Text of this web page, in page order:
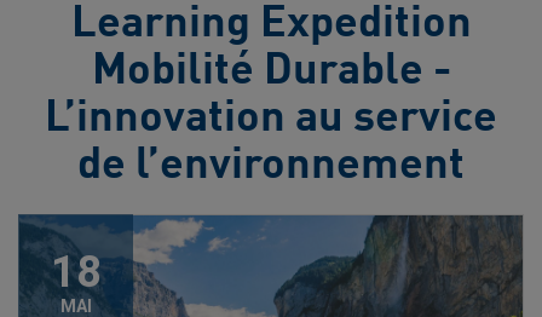
Learning Expedition
Mobilité Durable -
L’innovation au service
de l’environnement
18
MAI